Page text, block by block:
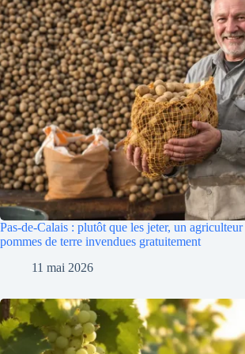
Pas-de-Calais : plutôt que les jeter, un
pommes de terre invendues gratuitement
11 mai 2026